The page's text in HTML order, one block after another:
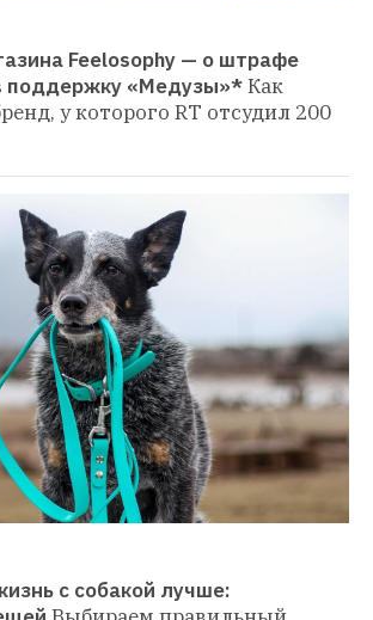
Feelosophy — о штрафе
поддержку «Медузы»*Как
у которого RT отсудил 200
с собакой лучше: